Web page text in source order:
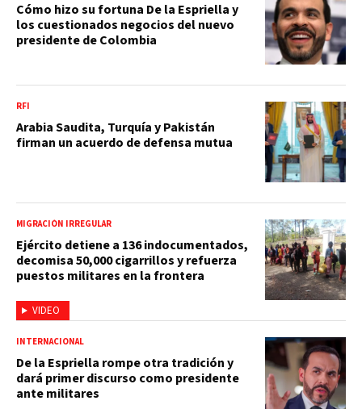
Cómo hizo su fortuna De la Espriella y
los cuestionados negocios del nuevo
presidente de Colombia
RFI
Arabia Saudita, Turquía y Pakistán
firman un acuerdo de defensa mutua
VIDEO
MIGRACIÓN IRREGULAR
Ejército detiene a 136 indocumentados,
decomisa 50,000 cigarrillos y refuerza
puestos militares en la frontera
INTERNACIONAL
De la Espriella rompe otra tradición y
dará primer discurso como presidente
ante militares